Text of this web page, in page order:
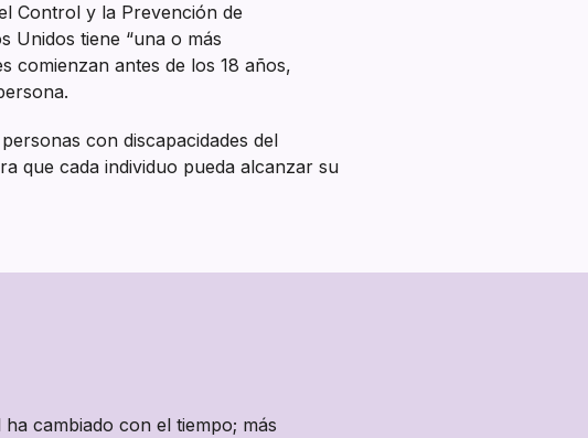
Control y la Prevención de
Unidos tiene “una o más
comienzan antes de los 18 años,
con discapacidades del
que cada individuo pueda alcanzar su
cambiado con el tiempo; más